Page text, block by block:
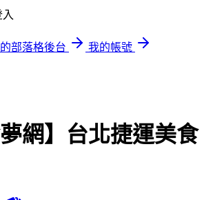
部落格後台
我的帳號
夢網】台北捷運美食